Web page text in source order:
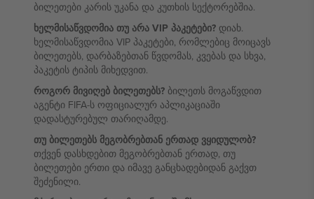
ბილეთები კარის უკანა და კუთხის სექტორებშია.
ხელმისაწვდომია თუ არა VIP პაკეტები? დიახ.
ხელმისაწვდომია VIP პაკეტები, რომლებიც მოიცავს
ბილეთებს, დარბაზებთან წვდომას, კვებას და სხვა,
პაკეტის ტიპის მიხედვით.
როგორ მივიღებ ბილეთებს? ბილეთს მოგაწვდით
აგენტი FIFA-ს ოფიციალურ აპლიკაციაში
დადასტურებულ თარიღამდე.
თუ ბილეთებს მეგობრებთან ერთად ვყიდულობ?
თქვენ დასხდებით მეგობრებთან ერთად, თუ
ბილეთები ერთი და იმავე განცხადებიდან გაქვთ
შეძენილი.